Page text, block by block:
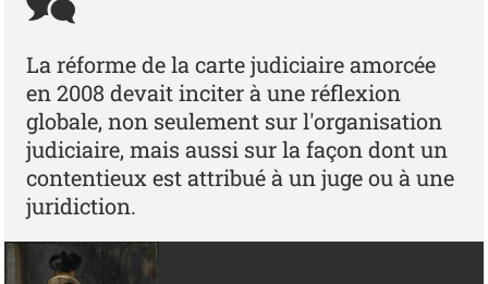
La réforme de la carte judiciaire amorcée
en 2008 devait inciter à une réflexion
globale, non seulement sur l'organisation
judiciaire, mais aussi sur la façon dont un
contentieux est attribué à un juge ou à une
juridiction.